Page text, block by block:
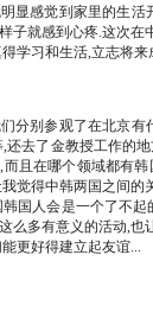
显感觉到家里的生活
子就感到心疼.这次
学习和生活,立志将
分别参观了在北京有
还去了金教授工作的
且在哪个领域都有
觉得中韩两国之间
国人会是一个了不
么多有意义的活动,
更好得建立起友谊...